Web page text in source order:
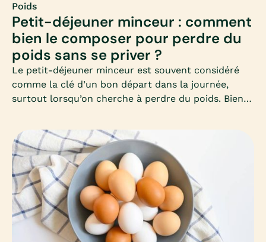
Poids
Petit-déjeuner minceur : comment
bien le composer pour perdre du
poids sans se priver ?
Le petit-déjeuner minceur est souvent considéré
comme la clé d’un bon départ dans la journée,
surtout lorsqu’on cherche à perdre du poids. Bien
stabiliser la glycémie et de favoriser un
métabolisme actif toute la matinée. Mais encore
faut-il savoir quels aliments privilégier et comment
équilibrer ce premier repas.